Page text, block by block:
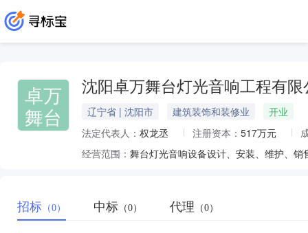
卓万
舞台
沈阳卓万舞台灯光音响工程有限
辽宁省 | 沈阳市 建筑装饰和装修业
开业
法定代表人： 权龙丞 注册资本： 517万元
经营范围：
招标 （0） 中标 （0） 代理 （0）